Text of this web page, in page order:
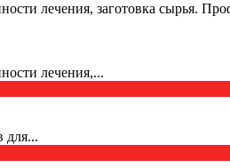
лечения, заготовка сырья.
лечения,...
для...